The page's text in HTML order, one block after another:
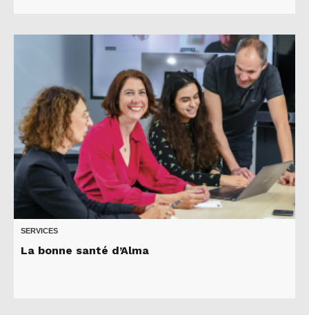
SERVICES
La bonne santé d’Alma